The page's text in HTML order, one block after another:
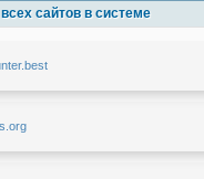
сайтов в системе